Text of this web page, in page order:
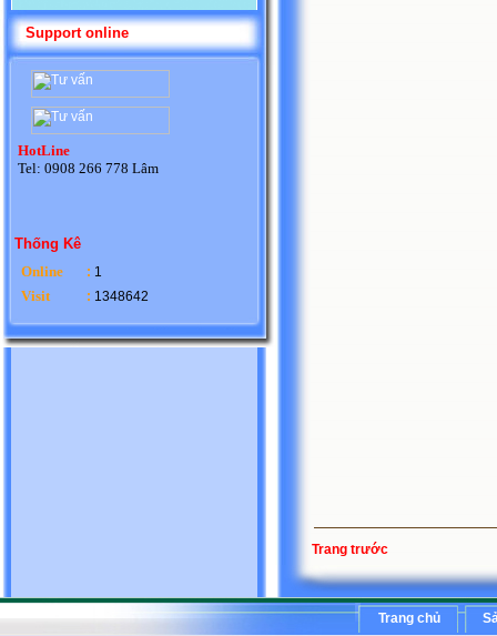
Support online
HotLine
Tel: 0908 266 778 Lâm
Thống Kê
Online
: 1
Visit : 1348642
Trang trước
Trang chủ